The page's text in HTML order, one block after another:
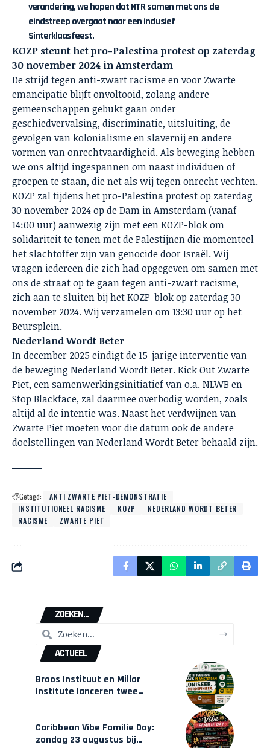
verandering, we hopen dat NTR samen met ons de
eindstreep overgaat naar een inclusief
Sinterklaasfeest.
KOZP steunt het pro-Palestina protest op zaterdag
30 november 2024 in Amsterdam
De strijd tegen anti-zwart racisme en voor Zwarte
emancipatie blijft onvoltooid, zolang andere
gemeenschappen gebukt gaan onder
geschiedvervalsing, discriminatie, uitsluiting, de
gevolgen van kolonialisme en slavernij en andere
vormen van onrechtvaardigheid. Als beweging hebben
we ons altijd ingespannen om naast individuen of
groepen te staan, die net als wij tegen onrecht vechten.
KOZP zal tijdens het pro-Palestina protest op zaterdag
30 november 2024 op de Dam in Amsterdam (vanaf
14:00 uur) aanwezig zijn met een KOZP-blok om
solidariteit te tonen met de Palestijnen die momenteel
het slachtoffer zijn van genocide door Israël. Wij
vragen iedereen die zich had opgegeven om samen met
ons de straat op te gaan tegen anti-zwart racisme,
zich aan te sluiten bij het KOZP-blok op zaterdag 30
november 2024. Wij verzamelen om 13:30 uur op het
Beursplein.
Nederland Wordt Beter
In december 2025 eindigt de 15-jarige interventie van
de beweging Nederland Wordt Beter. Kick Out Zwarte
Piet, een samenwerkingsinitiatief van o.a. NLWB en
Stop Blackface, zal daarmee overbodig worden, zoals
altijd al de intentie was. Naast het verdwijnen van
Zwarte Piet moeten voor die datum ook de andere
doelstellingen van Nederland Wordt Beter behaald zijn.
Getagd:
ANTI ZWARTE PIET-DEMONSTRATIE
INSTITUTIONEEL RACISME
KOZP
NEDERLAND WORDT BETER
RACISME
ZWARTE PIET
ZOEKEN...
ACTUEEL
Broos Instituut en Millar
Institute lanceren twee
Caribbean Vibe Familie Day:
zondag 23 augustus bij